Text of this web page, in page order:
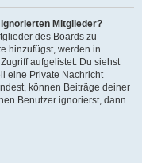
Mitglieder?
des Boards zu
hinzufügst, werden in
aufgelistet. Du siehst
eine Private Nachricht
können Beiträge deiner
Benutzer ignorierst, dann